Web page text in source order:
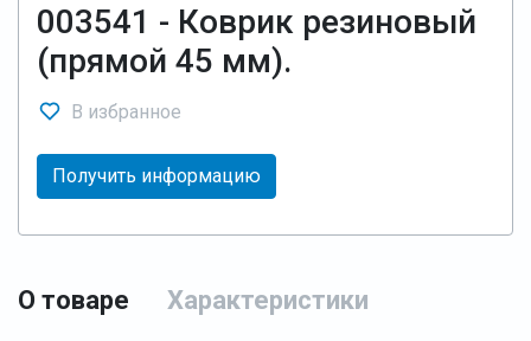
003541 - Коврик резиновый
(прямой 45 мм).
В избранное
Получить информацию
О товаре Характеристики